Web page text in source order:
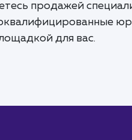
продажей
для вас.